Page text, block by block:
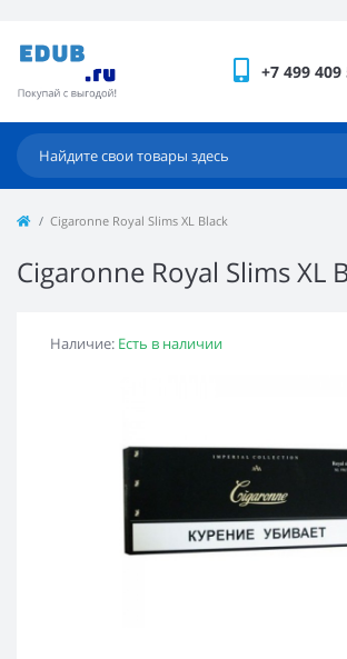
+7 499
Cigaronne Royal Slims XL Black
Cigaronne Royal Slims XL
Наличие: Есть в наличии